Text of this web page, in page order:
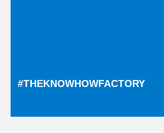
#THEKNOWHOWFACTORY